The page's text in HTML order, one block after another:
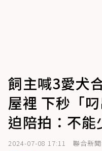
飼主喊3愛犬
屋裡 下秒「
迫陪拍：不能
2024-07-08 17:11 聯合新